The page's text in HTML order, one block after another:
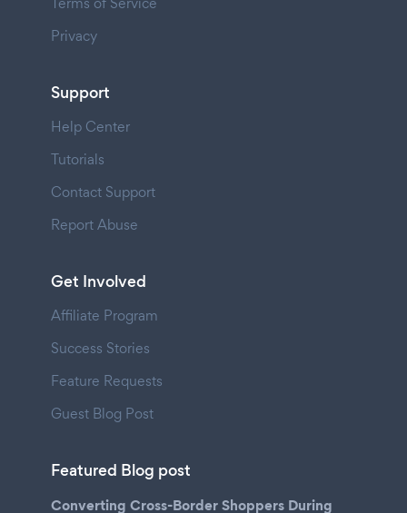
Privacy
Support
Help Center
Tutorials
Contact Support
Report Abuse
Get Involved
Affiliate Program
Success Stories
Feature Requests
Guest Blog Post
Featured Blog post
Converting Cross-Border Shoppers During